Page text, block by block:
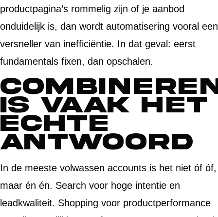
productpagina’s rommelig zijn of je aanbod
onduidelijk is, dan wordt automatisering vooral een
versneller van inefficiëntie. In dat geval: eerst
fundamentals fixen, dan opschalen.
is vaak het
echte
antwoord
In de meeste volwassen accounts is het niet óf óf,
maar én én. Search voor hoge intentie en
leadkwaliteit. Shopping voor productperformance